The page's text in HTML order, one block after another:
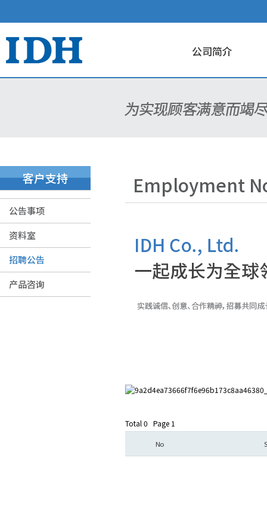
公司简介
客户支持
公告事项
资料室
招聘公告
产品咨询
Employment
Total 0 Page 1
No